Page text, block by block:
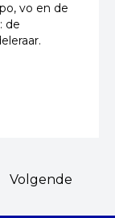
vo en de
de
Volgende